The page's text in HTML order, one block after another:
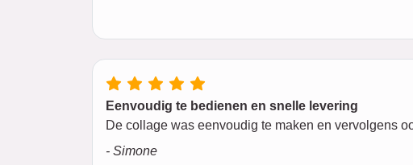
Eenvoudig te bedienen en snelle levering
De collage was eenvoudig te maken en vervolgens
- Simone